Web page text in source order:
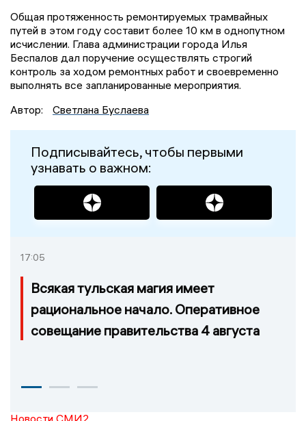
Общая протяженность ремонтируемых трамвайных
путей в этом году составит более 10 км в однопутном
исчислении. Глава администрации города Илья
Беспалов дал поручение осуществлять строгий
контроль за ходом ремонтных работ и своевременно
выполнять все запланированные мероприятия.
Автор:
Светлана Буслаева
Подписывайтесь, чтобы первыми
узнавать о важном:
17:05
Всякая тульская магия имеет
рациональное начало. Оперативное
совещание правительства 4 августа